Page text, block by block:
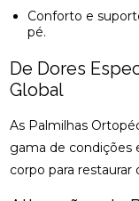
Conforto e suporte adaptados à anatomia única do seu
pé.
De Dores
Global
As Palmilhas
gama de condições
corpo para